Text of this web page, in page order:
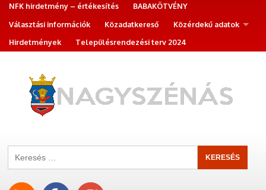
NFK hirdetmény – értékesítés
BABAKÖTVÉNY
Választási információk
Közadatkereső
Közérdekű adatok
Hirdetmények
Településrendezési terv 2024